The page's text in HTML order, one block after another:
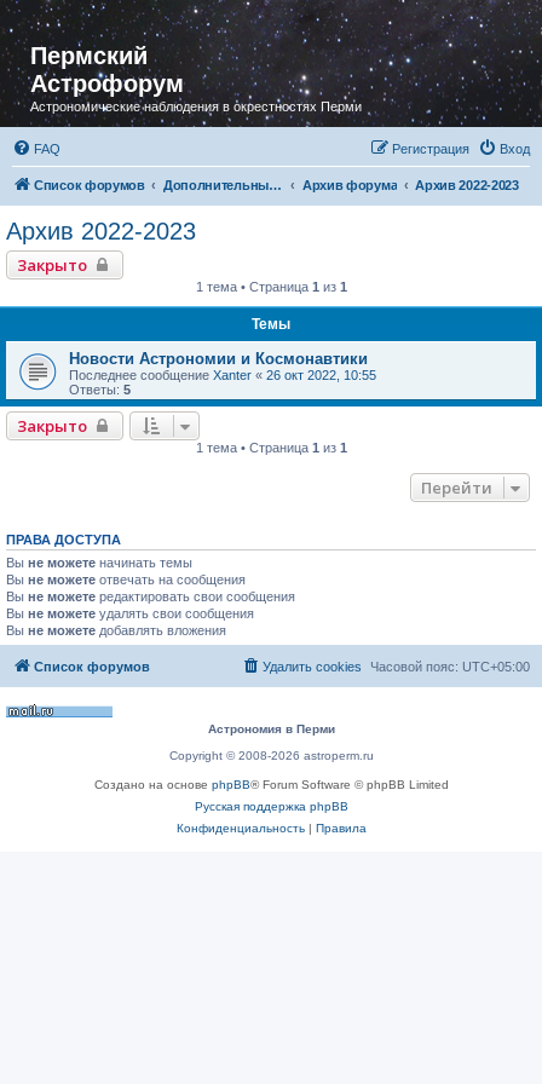
Пермский
Астрофорум
Астрономические наблюдения в окрестностях Перми
FAQ Вход
Регистрация
Список форумов Дополнительный раздел Архив форума Архив 2022-2023
Архив 2022-2023
Закрыто
1 тема • Страница 1 из 1
Темы
Новости Астрономии и Космонавтики
Последнее сообщение Xanter « 26 окт 2022, 10:55
Ответы: 5
Закрыто
1 тема • Страница 1 из 1
Перейти
ПРАВА ДОСТУПА
Вы не можете начинать темы
Вы не можете отвечать на сообщения
Вы не можете редактировать свои сообщения
Вы не можете удалять свои сообщения
Вы не можете добавлять вложения
Список форумов Часовой пояс: UTC+05:00
Удалить cookies
Астрономия в Перми
Copyright © 2008-2026 astroperm.ru
Создано на основе phpBB® Forum Software © phpBB Limited
Русская поддержка phpBB
Конфиденциальность| Правила